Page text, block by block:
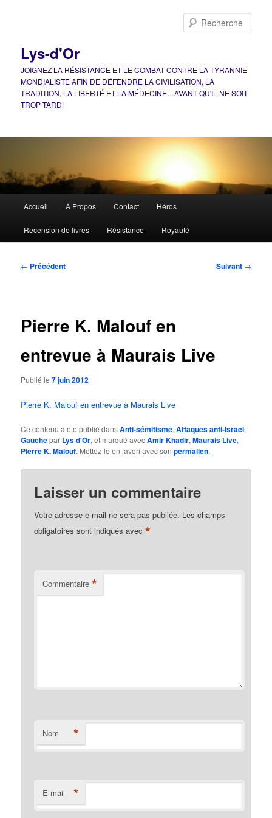
Lys-d'Or
JOIGNEZ LA RÉSISTANCE ET LE COMBAT CONTRE LA TYRANNIE
MONDIALISTE AFIN DE DÉFENDRE LA CIVILISATION, LA
TRADITION, LA LIBERTÉ ET LA MÉDECINE…AVANT QU'IL NE SOIT
TROP TARD!
principal
Accueil À Propos Contact Héros
Recension de livres Résistance Royauté
Navigation
← Précédent Suivant →
Pierre K. Malouf en
entrevue à Maurais Live
Publié le7 juin 2012
Pierre K. Malouf en entrevue à Maurais Live
Ce contenu a été publié dansAnti-sémitisme,Attaques anti-Israel,
Gauchepar Lys d'Or, et marqué avecAmir Khadir,Maurais Live,
Pierre K. Malouf. Mettez-le en favori avec sonpermalien.
Laisser un commentaire
Votre adresse e-mail ne sera pas publiée. Les champs
obligatoires sont indiqués avec*
Commentaire *
Nom *
E-mail *